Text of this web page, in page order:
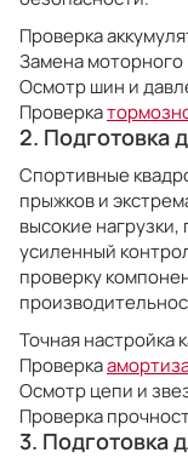
Проверка
Замена
Осмотр шин и
Проверка
2. Подготовка
Спортивные
прыжков и
высокие
усиленный
проверку
Точная настройка
Проверка
Осмотр цепи и
Проверка
3. Подготовка